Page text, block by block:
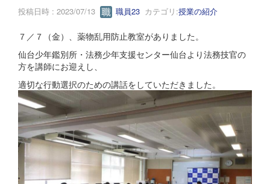
投稿日時 : 2023/07/13 職員23 カテゴリ:授業の紹介
７／７（金）、薬物乱用防止教室がありました。
仙台少年鑑別所・法務少年支援センター仙台より法務技官の
方を講師にお迎えし、
適切な行動選択のための講話をしていただきました。